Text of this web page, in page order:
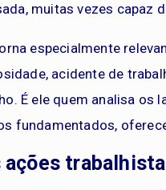
muitas vezes capaz
especialmente
acidente de
É ele quem analisa
fundamentados,
ações